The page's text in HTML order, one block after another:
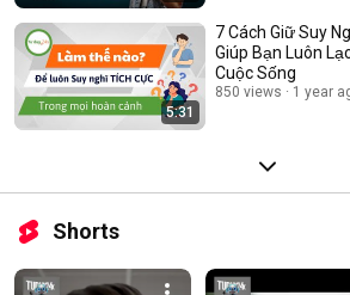
5:31
7 Cách Giữ Suy
Giúp Bạn Luôn
Cuộc Sống
850 views 1 year
Shorts